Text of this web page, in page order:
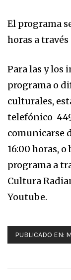
El programa
horas a través
Para las y los
programa o
culturales,
telefónico
comunicarse
16:00 horas,
programa a
Cultura
Youtube.
PUBLICADO EN: